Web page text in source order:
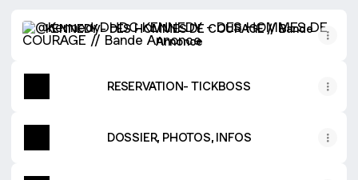
KENNEDY - DES HOMMES DE COURAGE // Bande
Annonce
RESERVATION- TICKBOSS
DOSSIER, PHOTOS, INFOS